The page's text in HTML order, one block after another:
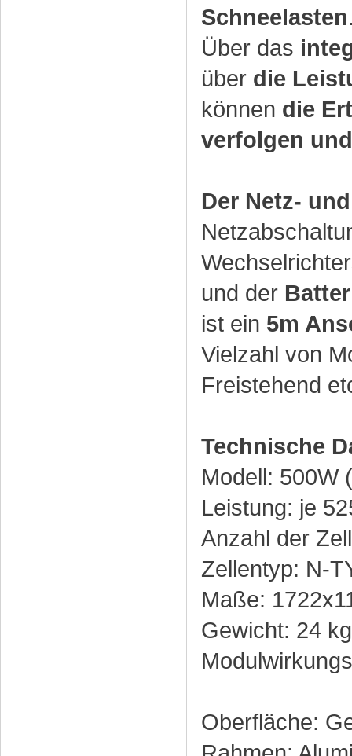
Schneelasten
Über das
über die
können die
verfolgen
Der Netz-
und der
ist ein 5m
Vielzahl von
Freistehend
Technische
Modell: 500W
Leistung: je
Anzahl der
Zellentyp: N-
Maße:
Gewicht: 24 kg
Oberfläche: